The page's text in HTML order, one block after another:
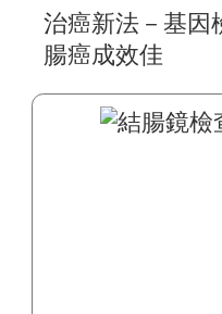
治癌新法－基因
腸癌成效佳